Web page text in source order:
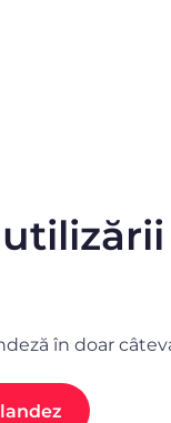
în doar